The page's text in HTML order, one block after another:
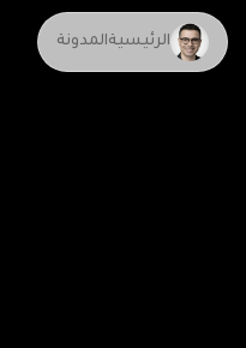
الرئيسيةالمدونة